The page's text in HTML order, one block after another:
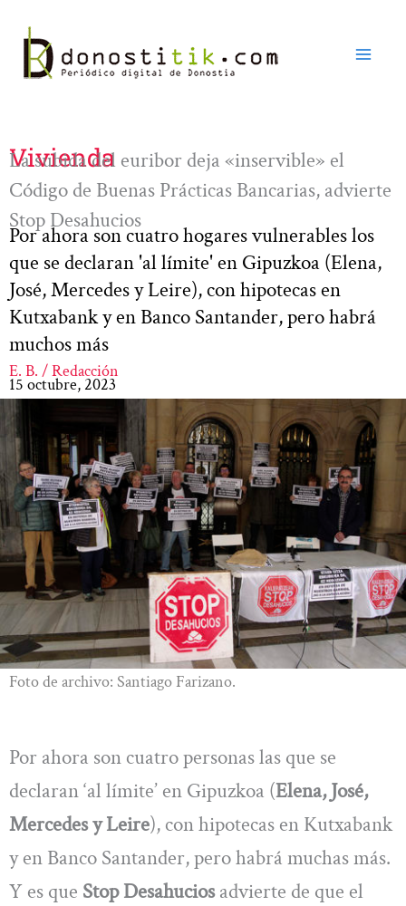
contenido
Vivienda
La subida del euribor deja «inservible» el
Código de Buenas Prácticas Bancarias, advierte
Stop Desahucios
Por ahora son cuatro hogares vulnerables los
que se declaran 'al límite' en Gipuzkoa (Elena,
José, Mercedes y Leire), con hipotecas en
Kutxabank y en Banco Santander, pero habrá
muchos más
E. B. / Redacción
15 octubre, 2023
Foto de archivo: Santiago Farizano.
Por ahora son cuatro personas las que se
declaran ‘al límite’ en Gipuzkoa (Elena, José,
Mercedes y Leire), con hipotecas en Kutxabank
y en Banco Santander, pero habrá muchas más.
Y es que Stop Desahuciosadvierte de que el